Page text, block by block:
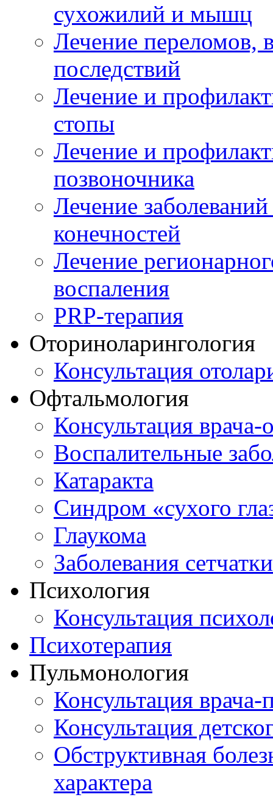
сухожилий и мышц
Лечение переломов,
последствий
Лечение и
стопы
Лечение и
позвоночника
Лечение
конечностей
Лечение
воспаления
PRP-терапия
Оториноларингология
Консультация
Офтальмология
Консультация врача-
Воспалительные
Катаракта
Синдром «сухого
Глаукома
Заболевания сетчатки
Психология
Консультация
Психотерапия
Пульмонология
Консультация врача-
Консультация
Обструктивная
характера